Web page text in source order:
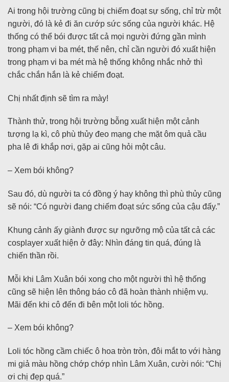
Ai trong hội trường cũng bị chiếm đoạt sự sống, chỉ trừ một
người, đó là kẻ đi ăn cướp sức sống của người khác. Hệ
thống có thể bói được tất cả mọi người đứng gần mình
trong phạm vi ba mét, thế nên, chỉ cần người đó xuất hiện
trong phạm vi ba mét mà hệ thống không nhắc nhở thì
chắc chắn hắn là kẻ chiếm đoạt.
Chị nhất định sẽ tìm ra mày!
Thành thử, trong hội trường bỗng xuất hiện một cảnh
tượng lạ kì, cô phù thủy đeo mạng che mặt ôm quả cầu
pha lê đi khắp nơi, gặp ai cũng hỏi một câu.
– Xem bói không?
Sau đó, dù người ta có đồng ý hay không thì phù thủy cũng
sẽ nói: “Có người đang chiếm đoạt sức sống của cậu đấy.”
Khung cảnh ấy giành được sự ngưỡng mộ của tất cả các
cosplayer xuất hiện ở đây: Nhìn đáng tin quá, đúng là
chiến thần rồi.
Mỗi khi Lâm Xuân bói xong cho một người thì hệ thống
cũng sẽ hiện lên thông báo cô đã hoàn thành nhiệm vụ.
Mãi đến khi cô đến đi bên một loli tóc hồng.
– Xem bói không?
Loli tóc hồng cầm chiếc ô hoa tròn tròn, đôi mắt to với hàng
mi giả màu hồng chớp chớp nhìn Lâm Xuân, cười nói: “Chị
ơi chị đẹp quá.”